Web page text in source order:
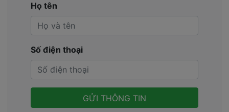
Họ tên
Số điện thoại